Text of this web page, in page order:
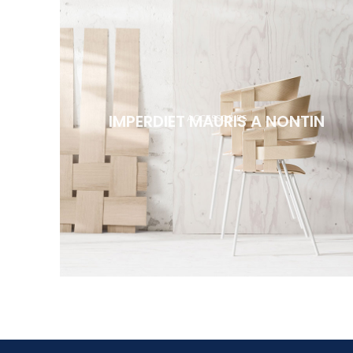
ACCESSORIES
IMPERDIET MAURIS A NONTIN